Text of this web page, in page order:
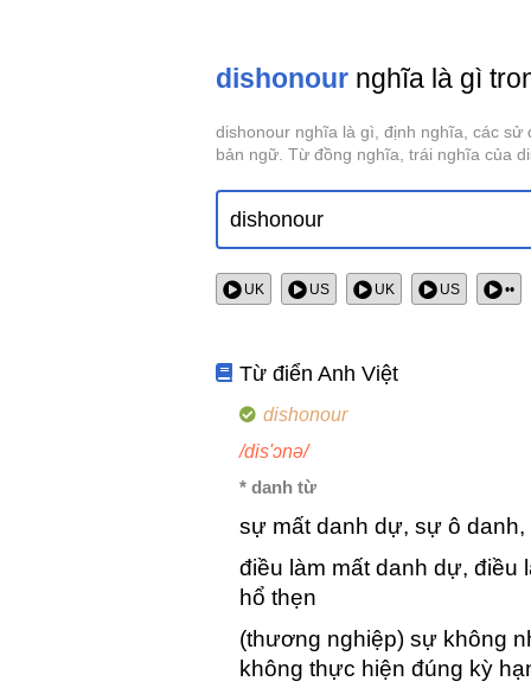
dishonour nghĩa là gì
dishonour nghĩa là gì, định nghĩa, các sử
bản ngữ. Từ đồng nghĩa, trái nghĩa của
UK US UK US ••
Từ điển Anh Việt
dishonour
/dis'ɔnə/
* danh từ
sự mất danh dự, sự ô
điều làm mất danh dự, điều
hổ thẹn
(thương nghiệp) sự không
không thực hiện đúng kỳ